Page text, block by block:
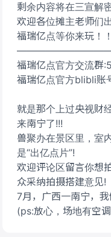
剩余内容将在三宣解
欢迎各位摊主老师们
福瑞亿点等你来玩！
福瑞亿点官方交流群
福瑞亿点官方blibli账
就是那个上过央视财
来南宁了!!!
兽聚办在景区里，室
是“出亿点片”!
欢迎评论区留言你想
众采纳拍摄搭建意见!
7月，广西一南宁，我
(ps:放心，场地有空